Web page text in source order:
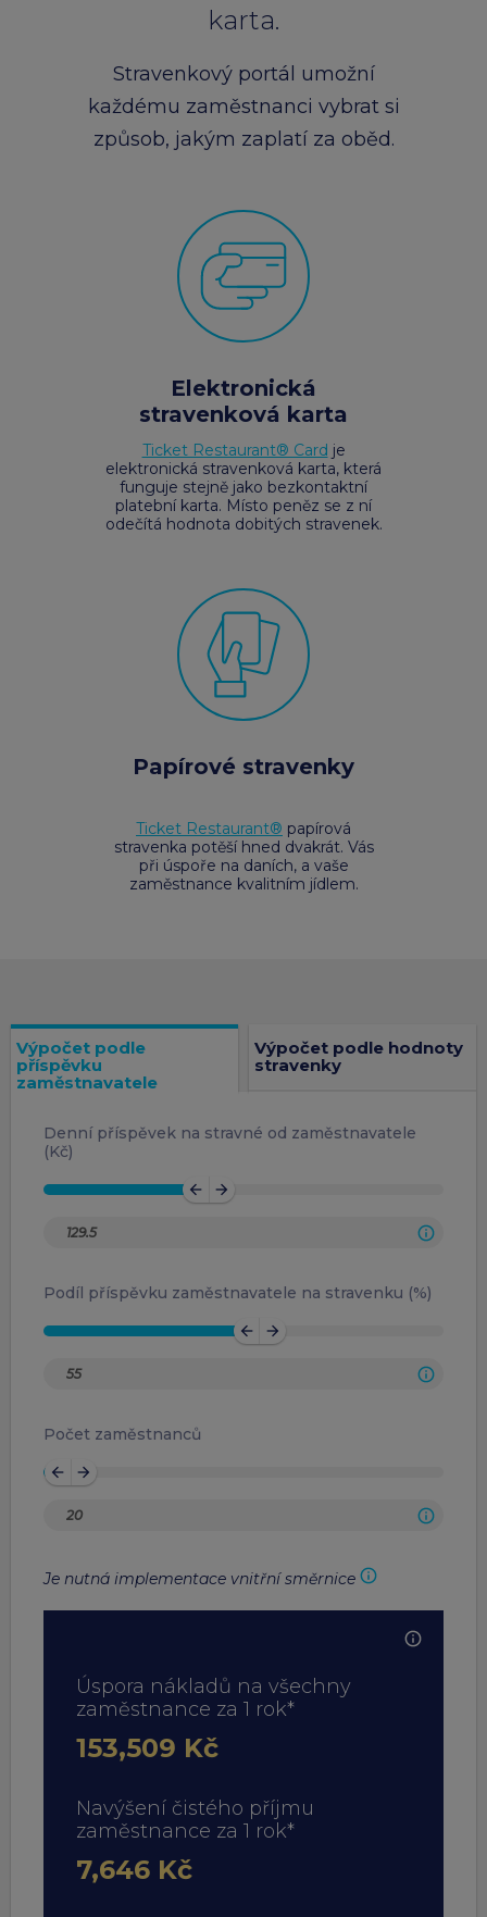
Peněženka Edenred Benefits
Peněženka Edenred Health
Edenred Card FKSP
Informace k migraci na Edenred Card
Edenred Benefits poukázky
Edenred Benefity Premium
All-in-One cafeterie FKSP
Stravenkový portál
Edenred Compliments
Edenred Čistý
karta.
Stravenkový portál umožní
každému zaměstnanci vybrat si
způsob, jakým zaplatí za oběd.
Elektronická
stravenková karta
Ticket Restaurant® Card je
elektronická stravenková karta, která
funguje stejně jako bezkontaktní
platební karta. Místo peněz se z ní
odečítá hodnota dobitých stravenek.
Papírové stravenky
Ticket Restaurant® papírová
stravenka potěší hned dvakrát. Vás
při úspoře na daních, a vaše
zaměstnance kvalitním jídlem.
Výpočet podle
příspěvku
zaměstnavatele
Výpočet podle hodnoty
stravenky
Denní příspěvek na stravné od zaměstnavatele
(Kč)
arrow_back arrow_forward
Podíl příspěvku zaměstnavatele na stravenku (%)
arrow_back arrow_forward
Počet zaměstnanců
arrow_back arrow_forward
Je nutná implementace vnitřní směrnice
Úspora nákladů na všechny
zaměstnance za 1 rok*
153,509 Kč
Navýšení čistého příjmu
zaměstnance za 1 rok*
7,646 Kč